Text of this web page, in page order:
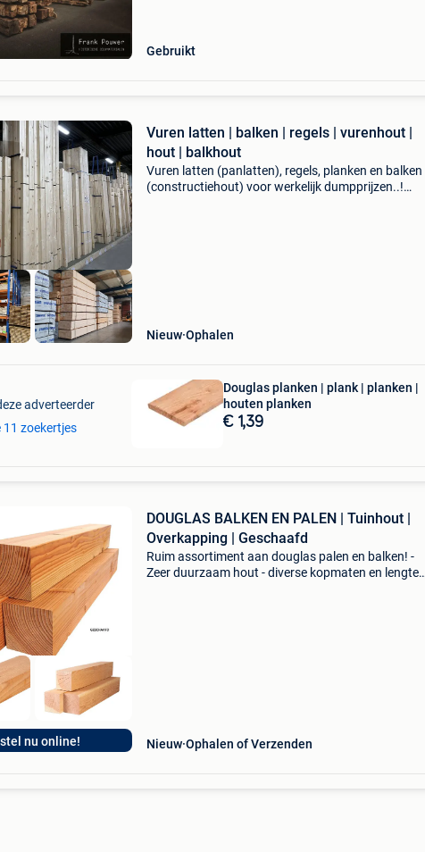
Gebruikt
Vuren latten | balken | regels | vurenhout |
hout | balkhout
Vuren latten (panlatten), regels, planken en balken
(constructiehout) voor werkelijk dumpprijzen..!
Nieuw Ophalen
adverteerder
11 zoekertjes
Douglas planken | plank | planken |
houten planken
€ 1,39
nu online!
DOUGLAS BALKEN EN PALEN | Tuinhout |
Overkapping | Geschaafd
Ruim assortiment aan douglas palen en balken! -
Zeer duurzaam hout - diverse kopmaten en lengtes
Nieuw Ophalen of Verzenden